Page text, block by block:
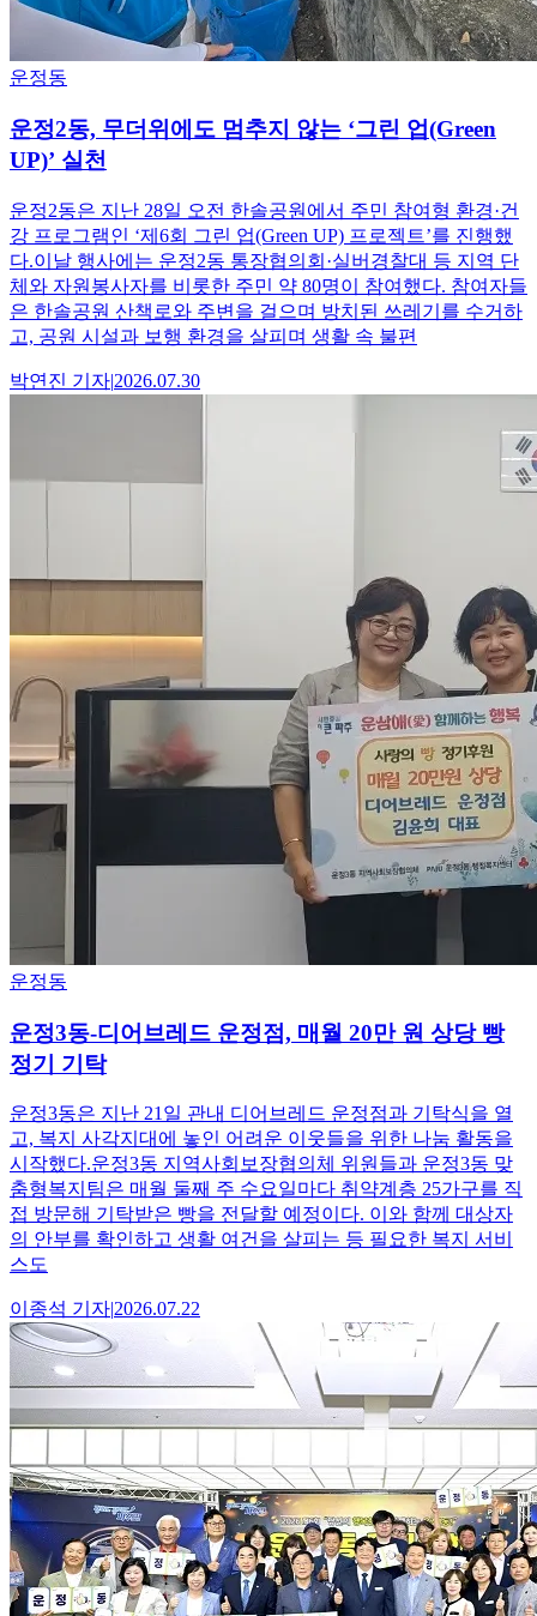
운정동
운정2동, 무더위에도 멈추지 않는 ‘그린 업(Green
UP)’ 실천
운정2동은 지난 28일 오전 한솔공원에서 주민 참여형 환경·건
강 프로그램인 ‘제6회 그린 업(Green UP) 프로젝트’를 진행했
다.이날 행사에는 운정2동 통장협의회·실버경찰대 등 지역 단
체와 자원봉사자를 비롯한 주민 약 80명이 참여했다. 참여자들
은 한솔공원 산책로와 주변을 걸으며 방치된 쓰레기를 수거하
고, 공원 시설과 보행 환경을 살피며 생활 속 불편
박연진 기자|2026.07.30
운정동
운정3동-디어브레드 운정점, 매월 20만 원 상당 빵
정기 기탁
운정3동은 지난 21일 관내 디어브레드 운정점과 기탁식을 열
고, 복지 사각지대에 놓인 어려운 이웃들을 위한 나눔 활동을
시작했다.운정3동 지역사회보장협의체 위원들과 운정3동 맞
춤형복지팀은 매월 둘째 주 수요일마다 취약계층 25가구를 직
접 방문해 기탁받은 빵을 전달할 예정이다. 이와 함께 대상자
의 안부를 확인하고 생활 여건을 살피는 등 필요한 복지 서비
스도
이종석 기자|2026.07.22